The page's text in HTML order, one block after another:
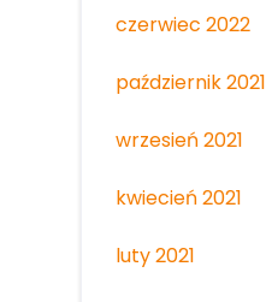
czerwiec 2022
październik 2021
wrzesień 2021
kwiecień 2021
luty 2021